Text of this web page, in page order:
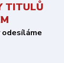
TITULŮ
odesíláme